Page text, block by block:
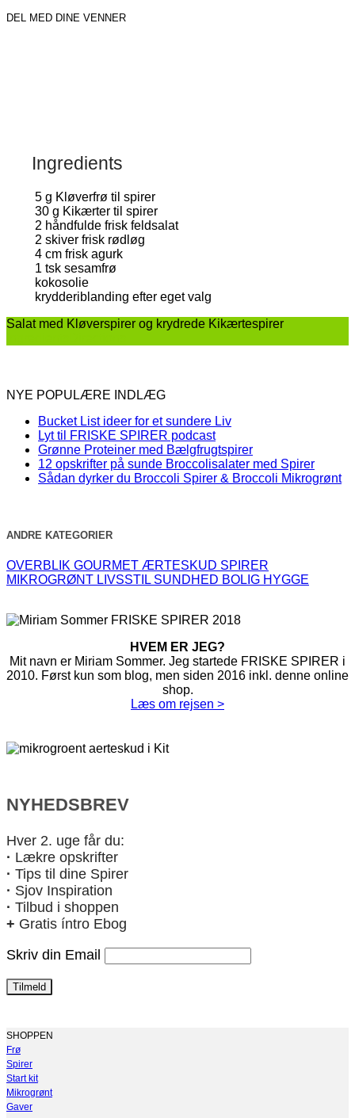
DEL MED DINE VENNER
Ingredients
5 g Kløverfrø til spirer
30 g Kikærter til spirer
2 håndfulde frisk feldsalat
2 skiver frisk rødløg
4 cm frisk agurk
1 tsk sesamfrø
kokosolie
krydderiblanding efter eget valg
Salat med Kløverspirer og krydrede Kikærtespirer
NYE POPULÆRE INDLÆG
Bucket List ideer for et sundere Liv
Lyt til FRISKE SPIRER podcast
Grønne Proteiner med Bælgfrugtspirer
12 opskrifter på sunde Broccolisalater med Spirer
Sådan dyrker du Broccoli Spirer & Broccoli Mikrogrønt
ANDRE KATEGORIER
OVERBLIK GOURMET ÆRTESKUD SPIRER
MIKROGRØNT LIVSSTIL SUNDHED BOLIG HYGGE
HVEM ER JEG?
Mit navn er Miriam Sommer. Jeg startede FRISKE SPIRER i
2010. Først kun som blog, men siden 2016 inkl. denne online
shop.
Læs om rejsen >
NYHEDSBREV
Hver 2. uge får du:
· Lækre opskrifter
· Tips til dine Spirer
· Sjov Inspiration
· Tilbud i shoppen
+ Gratis íntro Ebog
Skriv din Email
SHOPPEN
Frø
Spirer
Start kit
Mikrogrønt
Gaver